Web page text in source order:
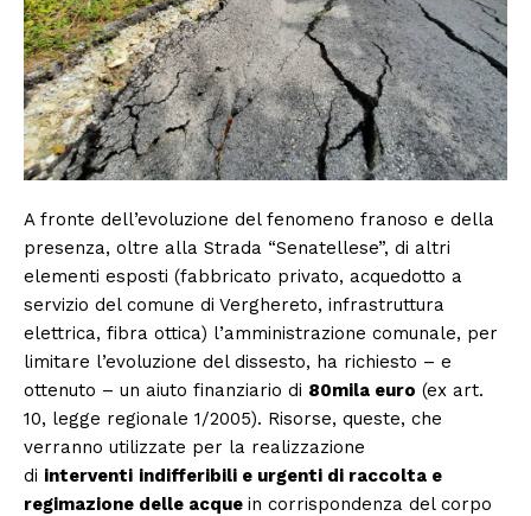
A fronte dell’evoluzione del fenomeno franoso e della
presenza, oltre alla Strada “Senatellese”, di altri
elementi esposti (fabbricato privato, acquedotto a
servizio del comune di Verghereto, infrastruttura
elettrica, fibra ottica) l’amministrazione comunale, per
limitare l’evoluzione del dissesto, ha richiesto – e
ottenuto – un aiuto finanziario di 80mila euro (ex art.
10, legge regionale 1/2005). Risorse, queste, che
verranno utilizzate per la realizzazione
di interventi indifferibili e urgenti di raccolta e
regimazione delle acque in corrispondenza del corpo